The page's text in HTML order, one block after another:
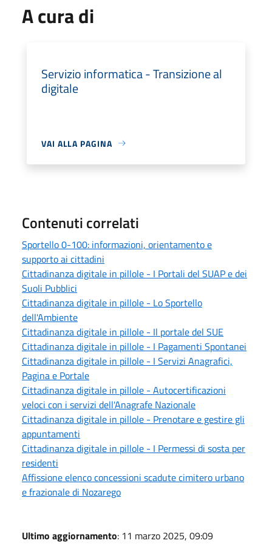
A cura di
Servizio informatica - Transizione al
digitale
VAI ALLA PAGINA
Contenuti correlati
Sportello 0-100: informazioni, orientamento e
supporto ai cittadini
Cittadinanza digitale in pillole - I Portali del SUAP e dei
Suoli Pubblici
Cittadinanza digitale in pillole - Lo Sportello
dell'Ambiente
Cittadinanza digitale in pillole - Il portale del SUE
Cittadinanza digitale in pillole - I Pagamenti Spontanei
Cittadinanza digitale in pillole - I Servizi Anagrafici,
Pagina e Portale
Cittadinanza digitale in pillole - Autocertificazioni
veloci con i servizi dell'Anagrafe Nazionale
Cittadinanza digitale in pillole - Prenotare e gestire gli
appuntamenti
Cittadinanza digitale in pillole - I Permessi di sosta per
residenti
Affissione elenco concessioni scadute cimitero urbano
e frazionale di Nozarego
Ultimo aggiornamento: 11 marzo 2025, 09:09